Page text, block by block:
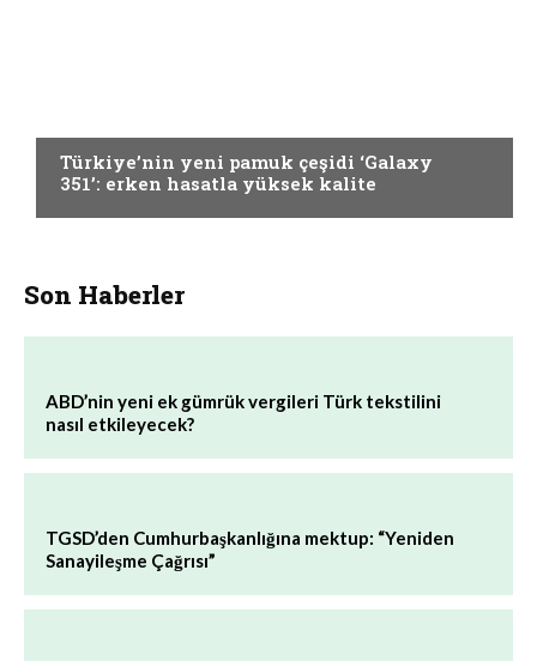
Türkiye’nin yeni pamuk çeşidi ‘Galaxy
351’: erken hasatla yüksek kalite
Son Haberler
ABD’nin yeni ek gümrük vergileri Türk tekstilini
nasıl etkileyecek?
TGSD’den Cumhurbaşkanlığına mektup: “Yeniden
Sanayileşme Çağrısı”